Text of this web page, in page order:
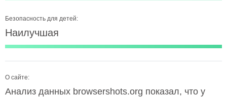
Безопасность для детей:
Наилучшая
О сайте:
Анализ данных browsershots.org показал, что у